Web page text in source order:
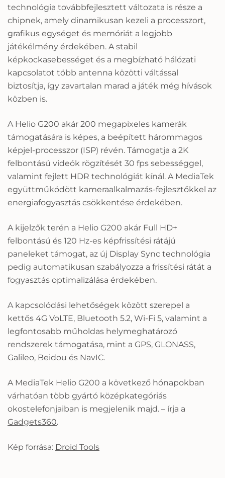
technológia továbbfejlesztett változata is része a
chipnek, amely dinamikusan kezeli a processzort,
grafikus egységet és memóriát a legjobb
játékélmény érdekében. A stabil
képkockasebességet és a megbízható hálózati
kapcsolatot több antenna közötti váltással
biztosítja, így zavartalan marad a játék még hívások
közben is.
A Helio G200 akár 200 megapixeles kamerák
támogatására is képes, a beépített hárommagos
képjel-processzor (ISP) révén. Támogatja a 2K
felbontású videók rögzítését 30 fps sebességgel,
valamint fejlett HDR technológiát kínál. A MediaTek
együttműködött kameraalkalmazás-fejlesztőkkel az
energiafogyasztás csökkentése érdekében.
A kijelzők terén a Helio G200 akár Full HD+
felbontású és 120 Hz-es képfrissítési rátájú
paneleket támogat, az új Display Sync technológia
pedig automatikusan szabályozza a frissítési rátát a
fogyasztás optimalizálása érdekében.
A kapcsolódási lehetőségek között szerepel a
kettős 4G VoLTE, Bluetooth 5.2, Wi-Fi 5, valamint a
legfontosabb műholdas helymeghatározó
rendszerek támogatása, mint a GPS, GLONASS,
Galileo, Beidou és NavIC.
A MediaTek Helio G200 a következő hónapokban
várhatóan több gyártó középkategóriás
okostelefonjaiban is megjelenik majd. – írja a
Gadgets360.
Kép forrása: Droid Tools